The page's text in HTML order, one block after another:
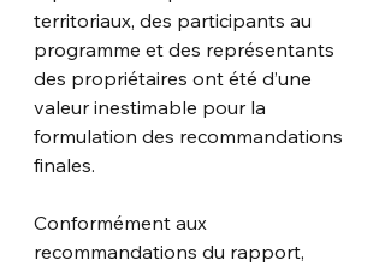
territoriaux, des participants au
programme et des représentants
des propriétaires ont été d’une
valeur inestimable pour la
formulation des recommandations
finales.
Conformément aux
recommandations du rapport,